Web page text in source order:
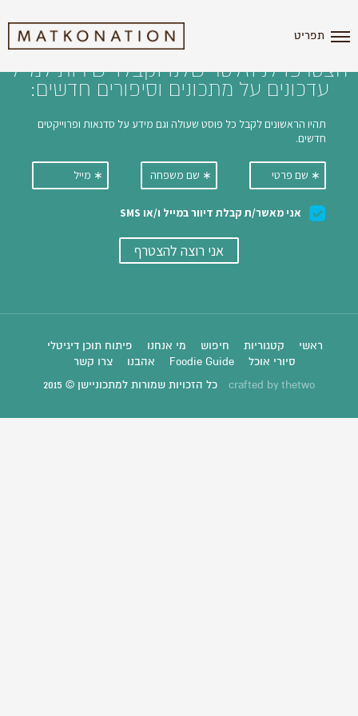
תפריט
הצטרפו לניוזלטר שלנו וקבלו ישירות למייל
עדכונים על מתכונים וסיפורים חדשים:
ראשי קטגוריות חיפוש מי אנחנו
פיתוח תוכן דיגיטלי
סיורי אוכל
Foodie Guide אהבנו צרו קשר
crafted by thetwo כל הזכויות שמורות למתכוניישן © 2015